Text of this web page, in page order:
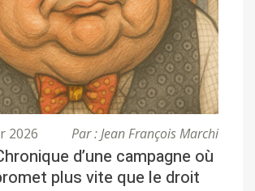
2026 Par : Jean François Marchi
d’une campagne où
plus vite que le droit